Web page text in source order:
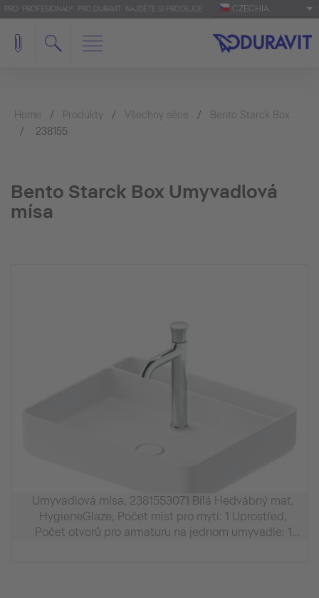
PRO 'PROFESIONÁLY': PRO.DURAVIT NAJDĚTE SI PRODEJCE CZECHIA
Home Produkty Všechny série
Bento Starck Box
238155
Bento Starck Box Umyvadlová
mísa
Umyvadlová mísa, 2381553071 Bílá Hedvábný mat,
HygieneGlaze, Počet míst pro mytí: 1 Uprostřed,
Počet otvorů pro armaturu na jednom umyvadle: 1